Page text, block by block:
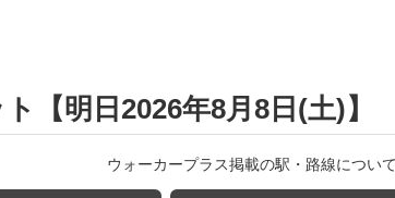
【明日2026年8月8日(土)】
ウォーカープラス掲載の駅・路線について